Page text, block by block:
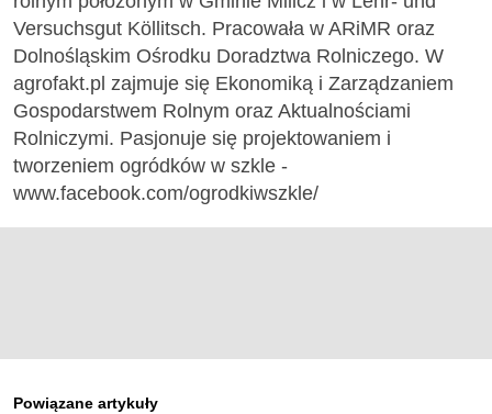
Versuchsgut Köllitsch. Pracowała w ARiMR oraz
Dolnośląskim Ośrodku Doradztwa Rolniczego. W
agrofakt.pl zajmuje się Ekonomiką i Zarządzaniem
Gospodarstwem Rolnym oraz Aktualnościami
Rolniczymi. Pasjonuje się projektowaniem i
tworzeniem ogródków w szkle -
www.facebook.com/ogrodkiwszkle/
Powiązane artykuły